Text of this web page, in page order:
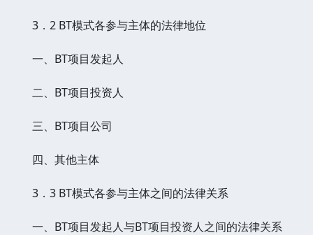
3．2 BT模式各参与主体的法律地位
一、BT项目发起人
二、BT项目投资人
三、BT项目公司
四、其他主体
3．3 BT模式各参与主体之间的法律关系
一、BT项目发起人与BT项目投资人之间的法律关系